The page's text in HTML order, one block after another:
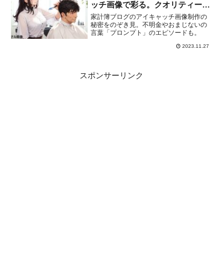
ッチ画像で彩る。クオリティー重
視の背後にあるセクシーな女性。
家計簿ブログのアイキャッチ画像制作の
秘密をのぞき見。不明金やおまじないの
言葉「プロンプト」のエピソードも。
2023.11.27
スポンサーリンク